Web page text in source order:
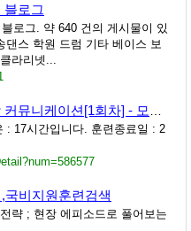
블로그
로그. 약 640 건의 게시물이 있
댄스 학원 드럼 기타 베이스 보
라리넷...
: 17시간입니다. 훈련종료일 : 2
비지원훈련검색
략 ; 현장 에피소드로 풀어보는